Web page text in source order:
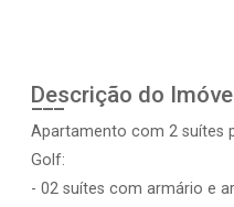
Descrição do
Apartamento com 2 suítes
Golf:
- 02 suítes com armário e